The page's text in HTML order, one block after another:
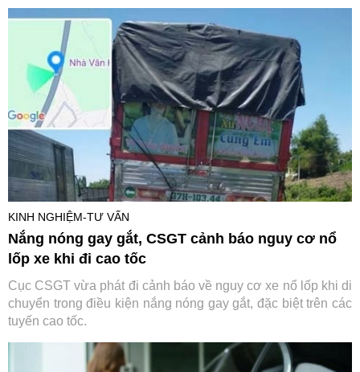
KINH NGHIỆM-TƯ VẤN
Nắng nóng gay gắt, CSGT cảnh báo nguy cơ nổ
lốp xe khi đi cao tốc
Cục CSGT vừa phát đi cảnh báo về nguy cơ xe nổ lốp khi di
chuyển trong điều kiện nắng nóng gay gắt, đặc biệt trên các
tuyến cao tốc.